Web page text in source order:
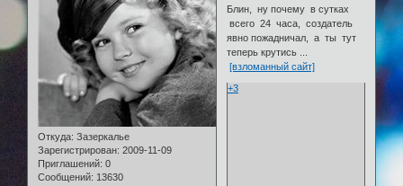
Откуда: Зазеркалье
Зарегистрирован: 2009-11-09
Приглашений: 0
Сообщений: 13630
Блин, ну почему в сутках
всего 24 часа, создатель
явно пожадничал, а ты тут
теперь крутись ...
[взломанный сайт]
+3